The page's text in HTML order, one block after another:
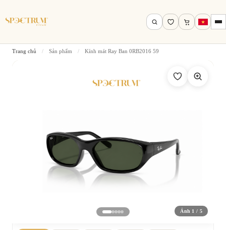
Tìm theo tên, mã gọng, thương hiệu…
Tìm kiếm
Trang chủ / Sản phẩm / Kính mát Ray Ban 0RB2016 59
Ảnh 1 / 5